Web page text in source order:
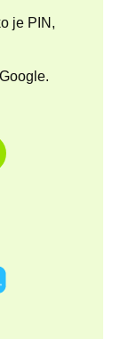
je PIN,